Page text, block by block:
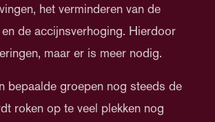
het verminderen van de
de accijnsverhoging. Hierdoor
maar er is meer nodig.
bepaalde groepen nog steeds de
roken op te veel plekken nog